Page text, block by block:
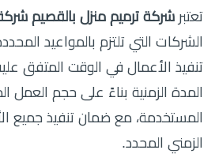
تعتبر شركة ترميم منزل بالقصيم
الشركات التي تلتزم بالمواعيد
تنفيذ الأعمال في الوقت المتفق
المدة الزمنية بناءً على حجم العمل
المستخدمة، مع ضمان تنفيذ جميع
الزمني المحدد.